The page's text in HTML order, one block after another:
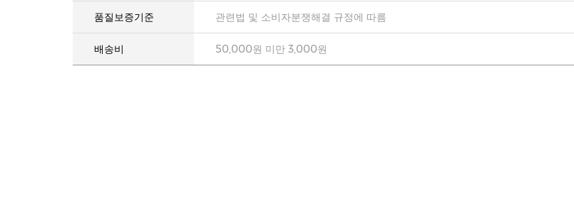
품질보증기준 관련법 및 소비자분쟁해결 규정에 따름
배송비 50,000원 미만 3,000원